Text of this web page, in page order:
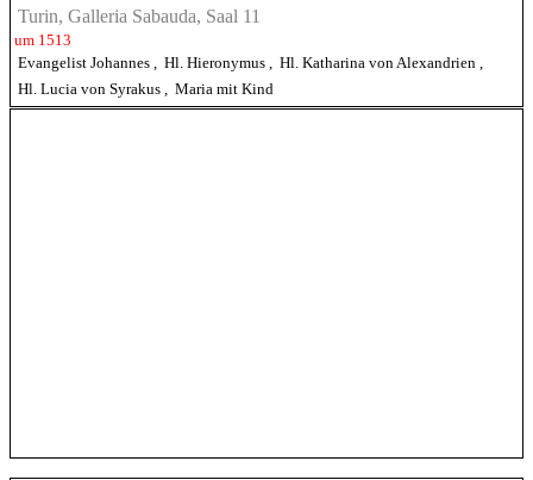
Turin, Galleria Sabauda, Saal 11
um 1513
Evangelist Johannes , Hl. Hieronymus , Hl. Katharina von Alexandrien ,
Hl. Lucia von Syrakus , Maria mit Kind